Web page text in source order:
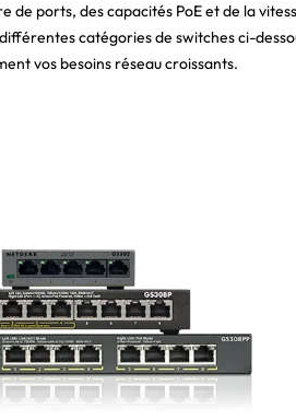
de ports, des capacités PoE et de la
catégories de switches ci-
vos besoins réseau croissants.